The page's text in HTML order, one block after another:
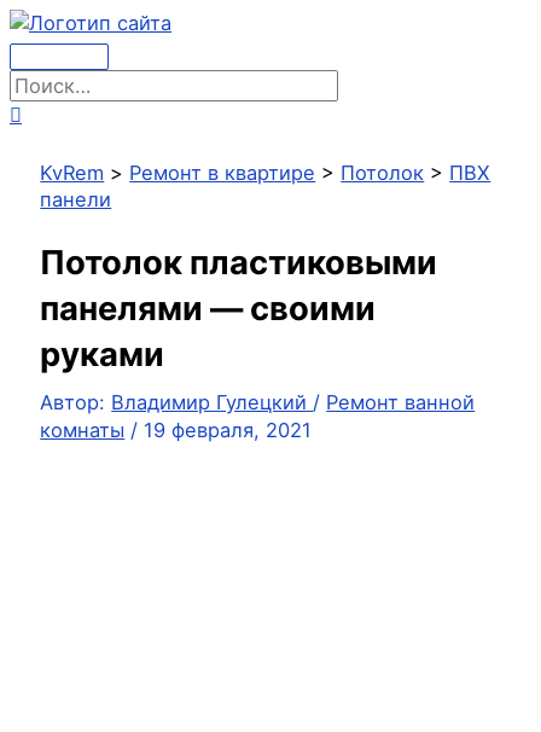
Перейти
к
содержимому
Главное
меню
Поиск:
KvRem > Ремонт в квартире > Потолок > ПВХ
панели
Потолок пластиковыми
панелями — своими
руками
Автор: Владимир Гулецкий / Ремонт ванной
комнаты / 19 февраля, 2021